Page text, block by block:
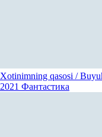
Xotinimning qasosi /
2021 Фантастика